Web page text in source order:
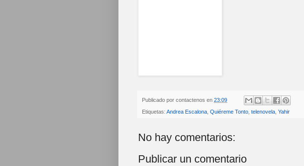
Publicado por contactenos en 23:09
Etiquetas: Andrea Escalona Quiéreme Tonto telenovela Yahir
No hay comentarios:
Publicar un comentario